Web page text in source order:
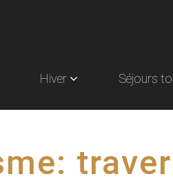
Hiver Séjours